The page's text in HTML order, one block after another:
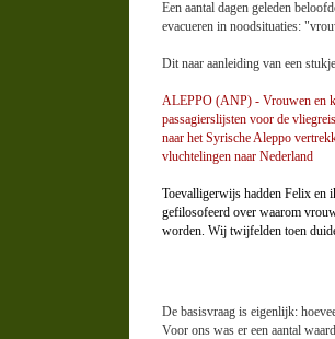
Een aantal dagen geleden
evacueren in noodsituaties:
Dit naar aanleiding van een
ALEPPO (ANP) - Vrouwen en
passagierslijsten voor de
naar het Syrische Aleppo
vluchtelingen naar Nederland
Toevalligerwijs hadden Felix en
gefilosofeerd over waarom
worden. Wij twijfelden toen
De basisvraag is eigenlijk:
Voor ons was er een aantal